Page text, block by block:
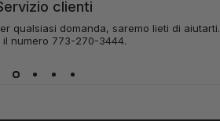
clienti
qualsiasi domanda, saremo lieti di aiutarti.
il numero 773-270-3444.